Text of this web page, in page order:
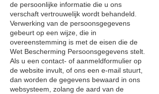
de persoonlijke informatie die u ons
verschaft vertrouwelijk wordt behandeld.
Verwerking van de persoonsgegevens
gebeurt op een wijze, die in
overeenstemming is met de eisen die de
Wet Bescherming Persoonsgegevens stelt.
Als u een contact- of aanmeldformulier op
de website invult, of ons een e-mail stuurt,
dan worden de gegevens bewaard in ons
websysteem, zolang de aard van de